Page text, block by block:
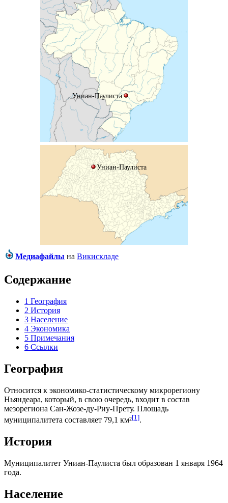
Униан-Паулиста
Униан-Паулиста
Медиафайлы на Викискладе
Содержание
1 География
2 История
3 Население
4 Экономика
5 Примечания
6 Ссылки
География
Относится к экономико-статистическому микрорегиону
Ньяндеара, который, в свою очередь, входит в состав
мезорегиона Сан-Жозе-ду-Риу-Прету. Площадь
муниципалитета составляет 79,1 км²[1].
История
Муниципалитет Униан-Паулиста был образован 1 января 1964
года.
Население